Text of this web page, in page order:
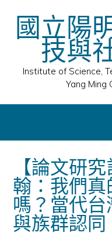
content國立陽
技與
Institute of Science,
Yang Ming
【論文研
翰：我們
嗎？當代
與族群認同